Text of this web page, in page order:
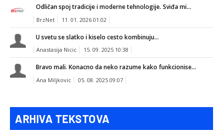
Odličan spoj tradicije i moderne tehnologije. Sviđa mi...
BrzNet 11. 01. 2026 01:02
U svetu se slatko i kiselo cesto kombinuju...
Anastasija Nicic 15. 09. 2025 10:38
Bravo mali. Konacno da neko razume kako funkcionise...
Ana Miljkovic 05. 08. 2025 09:07
ARHIVA TEKSTOVA